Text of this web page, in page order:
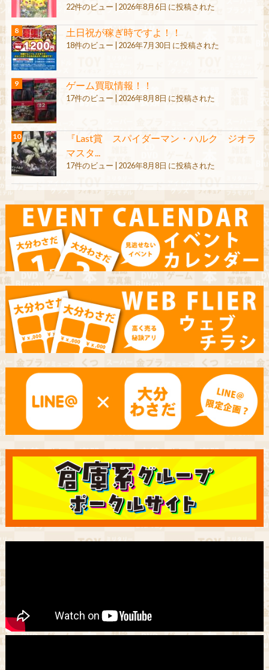
22件のビュー 2026年8月6日 に投稿された
土日祝が稼ぎ時ですよ！！
18件のビュー 2026年7月30日 に投稿された
ゲーム買取情報！！
17件のビュー 2026年8月8日 に投稿された
『Last賞 スパイダーマン・ハルク ジオラ
マスタ...
17件のビュー 2026年8月8日 に投稿された